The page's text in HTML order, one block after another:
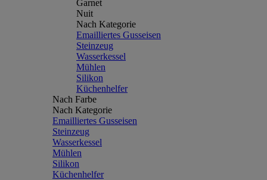
Garnet
Nuit
Nach Kategorie
Emailliertes Gusseisen
Steinzeug
Wasserkessel
Mühlen
Silikon
Küchenhelfer
Nach Farbe
Nach Kategorie
Emailliertes Gusseisen
Steinzeug
Wasserkessel
Mühlen
Silikon
Küchenhelfer